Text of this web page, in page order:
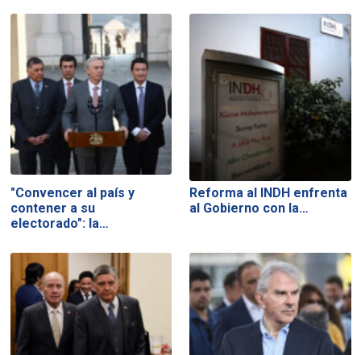
"Convencer al país y
contener a su
electorado": la…
Reforma al INDH enfrenta
al Gobierno con la…